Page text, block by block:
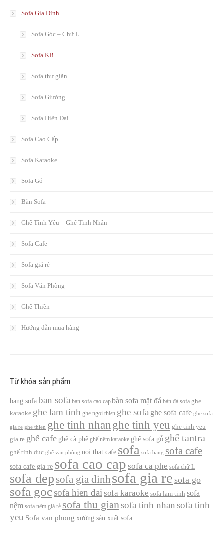
Sofa Gia Đình
Sofa Góc – Chữ L
Sofa KB
Sofa thư giãn
Sofa Giường
Sofa Hiện Đại
Sofa Cao Cấp
Sofa Karaoke
Sofa Gỗ
Bàn Sofa
Ghế Tình Yêu – Ghế Tình Nhân
Sofa Cafe
Sofa giá rẻ
Sofa Văn Phòng
Ghế Thiền
Hướng dẫn mua hàng
Từ khóa sản phẩm
bang sofaban sofa ban sofa cao cap bàn sofa mặt đá bàn đá sofa ghe
karaoke ghe lam tinh ghe ngoi thien ghe sofa ghe sofa cafe ghe sofa
gia re ghe thien ghe tinh nhan ghe tinh yeu ghe tinh yeu
gia re ghế cafe ghế cà phê ghế nệm karaoke ghế sofa gỗ ghế tantra
ghế tình dục ghế văn phòng noi that cafe sofa sofa bang sofa cafe
sofa cafe gia re sofa cao cap sofa ca phe sofa chữ L
sofa dep sofa gia dinh sofa gia re sofa go
sofa gocsofa hien dai sofa karaoke sofa lam tinh sofa
nệm sofa nệm giá rẻ sofa thu giansofa tinh nhan sofa tinh
yeu Sofa van phong xưởng sản xuất sofa